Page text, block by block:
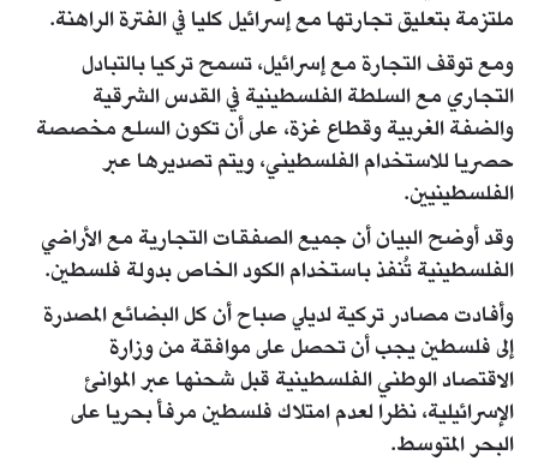
ملتزمة بتعليق تجارتها مع إسرائيل كليا في الفترة الراهنة.
ومع توقف التجارة مع إسرائيل، تسمح تركيا بالتبادل
التجاري مع السلطة الفلسطينية في القدس الشرقية
والضفة الغربية وقطاع غزة، على أن تكون السلع مخصصة
حصريا للاستخدام الفلسطيني، ويتم تصديرها عبر
الفلسطينيين.
وقد أوضح البيان أن جميع الصفقات التجارية مع الأراضي
الفلسطينية تُنفذ باستخدام الكود الخاص بدولة فلسطين.
وأفادت مصادر تركية لديلي صباح أن كل البضائع المصدرة
إلى فلسطين يجب أن تحصل على موافقة من وزارة
الاقتصاد الوطني الفلسطينية قبل شحنها عبر الموانئ
الإسرائيلية، نظرا لعدم امتلاك فلسطين مرفأ بحريا على
البحر المتوسط.